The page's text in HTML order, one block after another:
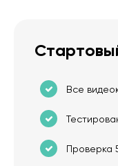
Все
Проверка